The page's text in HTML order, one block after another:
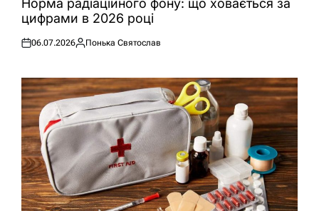
Норма радіаційного фону: що ховається за
цифрами в 2026 році
Оприлюднено
06.07.2026
Опубліковано
Понька Святослав